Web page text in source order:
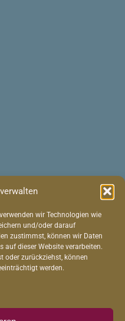
wir Technologien wie
und/oder darauf
zustimmst, können wir Daten
auf dieser Website verarbeiten.
oder zurückziehst, können
werden.
00:00